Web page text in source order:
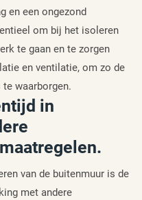
en een ongezond
om bij het isoleren
te gaan en te zorgen
en ventilatie, om zo de
waarborgen.
in
van de buitenmuur is de
met andere